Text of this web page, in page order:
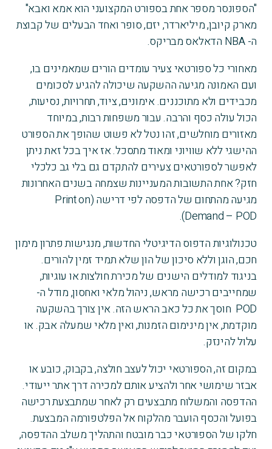
"הספונסר מספר אחת בספורט המקצועני הוא אמא ואבא"
מארק קיובן, מיליארדר, יזם, סופר ואחד הבעלים של קבוצת
ה- NBA הדאלאס מבריקס.
מאחורי כל ספורטאי צעיר עומדים הורים שמאמינים בו,
ועם האמונה מגיעה ההשקעה שיכולה להגיע לסכומים
מכבידים ולא מתוכננים. אימונים, ציוד, תחרויות, נסיעות,
הכול עולה כסף והרבה. עבור משפחות רבות, במיוחד
מאזורים מוחלשים, זהו נטל לא פשוט שהופך את הספורט
ההישגי ללא שוויוני ומאוד מתסכל. אז איך בכל זאת ניתן
לאפשר לספורטאים צעירים להתקדם גם בלי גב כלכלי
חזק? אחת התשובות המעניינות שצמחה בשנים האחרונות
מגיעה מהתחום של הדפסה לפי דרישה (Print on
Demand – POD).
טכנולוגיות הדפוס הדיגיטלי החדשות, מנגישות פתרון מימון
חכם, הוגן וללא סיכון של הון שלא תמיד זמין להורים.
בניגוד למודלים הישנים של מכירת חולצות או עוגיות,
שמחייבים רכישה מראש, ניהול מלאי ואחסון, מודל ה-
POD חוסך את כל כאב הראש הזה. אין צורך בהשקעה
מוקדמת, אין מינימום הזמנות, ואין מלאי שמעלה אבק. או
עלול להינזק.
במקום זה, הספורטאי יכול לעצב חולצה, בקבוק, כובע או
אבזר שימושי אחר ולהציע אותם למכירה דרך אתר ייעודי.
ההדפסה והמשלוח מתבצעים רק לאחר שמתבצעת רכישה
בפועל והכסף הועבר מהלקוח אל הפלטפורמה המבצעת.
חלקו של הספורטאי כבר מובטח והתהליך משלב ההדפסה,